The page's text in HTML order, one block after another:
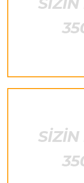
PSJ “Mançester
“Barselona”nın